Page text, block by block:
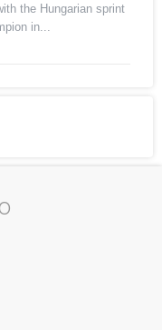
the Hungarian sprint
in...